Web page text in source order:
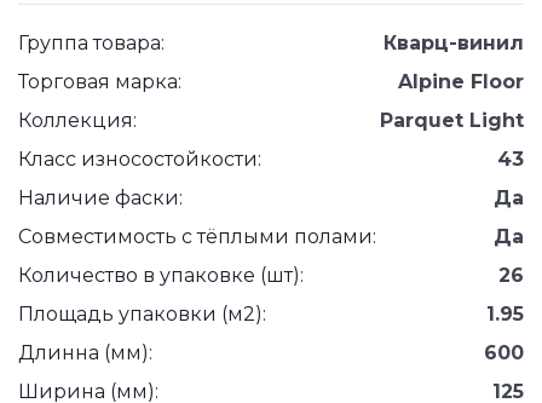
Группа товара:
Кварц-винил
Торговая марка:
Alpine Floor
Коллекция:
Parquet Light
Класс износостойкости:
43
Наличие фаски:
Да
Совместимость с тёплыми полами:
Да
Количество в упаковке (шт):
26
Площадь упаковки (м2):
1.95
Длинна (мм):
600
Ширина (мм):
125